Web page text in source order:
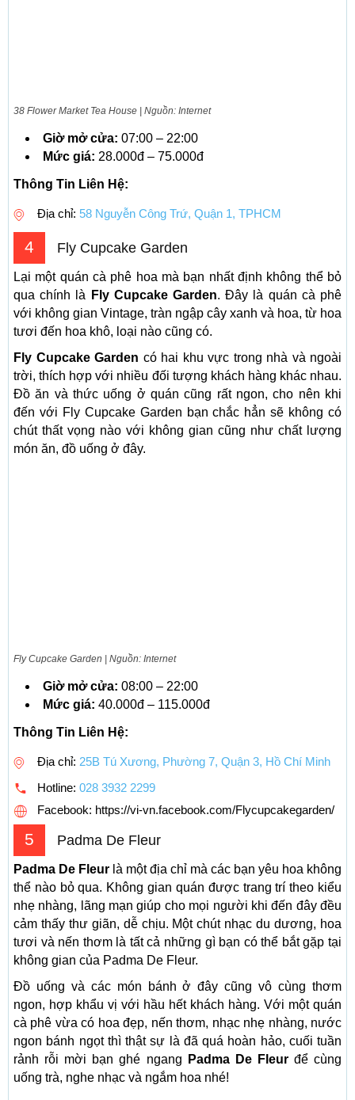
38 Flower Market Tea House | Nguồn: Internet
Giờ mở cửa: 07:00 – 22:00
Mức giá: 28.000đ – 75.000đ
Thông Tin Liên Hệ:
Địa chỉ: 58 Nguyễn Công Trứ, Quận 1, TPHCM
4 Fly Cupcake Garden
Lại một quán cà phê hoa mà bạn nhất định không thể bỏ
qua chính là
Fly Cupcake Garden. Đây là quán cà phê
với không gian Vintage, tràn ngập cây xanh và hoa, từ hoa
tươi đến hoa khô, loại nào cũng có.
Fly Cupcake Garden có hai khu vực trong nhà và ngoài
trời, thích hợp với nhiều đối tượng khách hàng khác nhau.
Đồ ăn và thức uống ở quán cũng rất ngon, cho nên khi
đến với Fly Cupcake Garden bạn chắc hẳn sẽ không có
chút thất vọng nào với không gian cũng như chất lượng
món ăn, đồ uống ở đây.
Fly Cupcake Garden | Nguồn: Internet
Giờ mở cửa: 08:00 – 22:00
Mức giá: 40.000đ – 115.000đ
Thông Tin Liên Hệ:
Địa chỉ: 25B Tú Xương, Phường 7, Quận 3, Hồ Chí Minh
Hotline: 028 3932 2299
Facebook: https://vi-vn.facebook.com/Flycupcakegarden/
5 Padma De Fleur
Padma De Fleur là một địa chỉ mà các bạn yêu hoa không
thể nào bỏ qua. Không gian quán được trang trí theo kiểu
nhẹ nhàng, lãng mạn giúp cho mọi người khi đến đây đều
cảm thấy thư giãn, dễ chịu. Một chút nhạc du dương, hoa
tươi và nến thơm là tất cả những gì bạn có thể bắt gặp tại
không gian của Padma De Fleur.
Đồ uống và các món bánh ở đây cũng vô cùng thơm
ngon, hợp khẩu vị với hầu hết khách hàng. Với một quán
cà phê vừa có hoa đẹp, nến thơm, nhạc nhẹ nhàng, nước
ngon bánh ngọt thì thật sự là đã quá hoàn hảo, cuối tuần
rảnh rỗi mời bạn ghé ngang Padma De Fleurđể cùng
uống trà, nghe nhạc và ngắm hoa nhé!